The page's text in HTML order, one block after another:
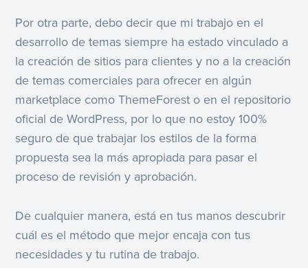
Por otra parte, debo decir que mi trabajo en el
desarrollo de temas siempre ha estado vinculado a
la creación de sitios para clientes y no a la creación
de temas comerciales para ofrecer en algún
marketplace como ThemeForest o en el repositorio
oficial de WordPress, por lo que no estoy 100%
seguro de que trabajar los estilos de la forma
propuesta sea la más apropiada para pasar el
proceso de revisión y aprobación.
De cualquier manera, está en tus manos descubrir
cuál es el método que mejor encaja con tus
necesidades y tu rutina de trabajo.